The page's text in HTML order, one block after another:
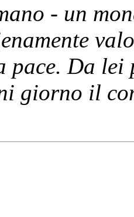
- un
Da lei
giorno il